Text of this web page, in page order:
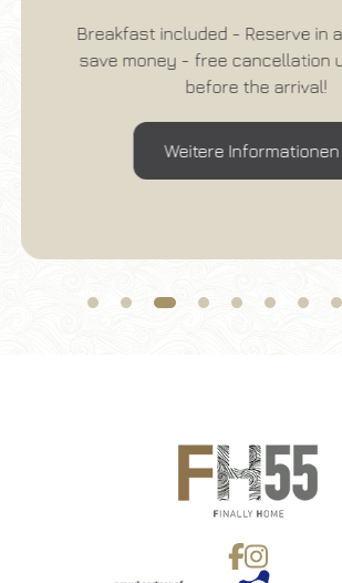
Hotel Calzaiuoli
Ankunft Abreise
Erwachsene
2
0
Buchen Sie
Breakfast included - Reserve in
save money - free cancellation
before the arrival!
Weitere Informationen